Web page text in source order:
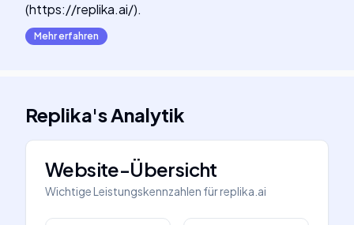
(https://replika.ai/).
Mehr erfahren
Replika'sAnalytik
Website-Übersicht
Wichtige Leistungskennzahlen fürreplika.ai